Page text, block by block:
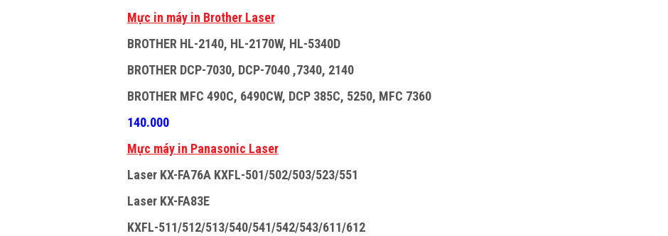
Mực in máy in Brother Laser
BROTHER HL-2140, HL-2170W, HL-5340D
BROTHER DCP-7030, DCP-7040 ,7340, 2140
BROTHER MFC 490C, 6490CW, DCP 385C, 5250, MFC 7360
140.000
Mực máy in Panasonic Laser
Laser KX-FA76A KXFL-501/502/503/523/551
Laser KX-FA83E
KXFL-511/512/513/540/541/542/543/611/612